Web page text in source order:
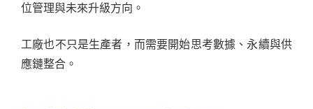
位管理與未來升級方向。
工廠也不只是生產者，而需要開始思考數據、永續與供
應鏈整合。